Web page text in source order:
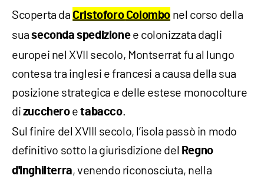
Scoperta da Cristoforo Colombo nel corso della
suaseconda spedizionee colonizzata dagli
europei nel XVII secolo, Montserrat fu al lungo
contesa tra inglesi e francesi a causa della sua
posizione strategica e delle estese monocolture
di zuccheroetabacco.
Sul finire del XVIII secolo, l’isola passò in modo
definitivo sotto la giurisdizione del Regno
d'Inghilterra, venendo riconosciuta, nella